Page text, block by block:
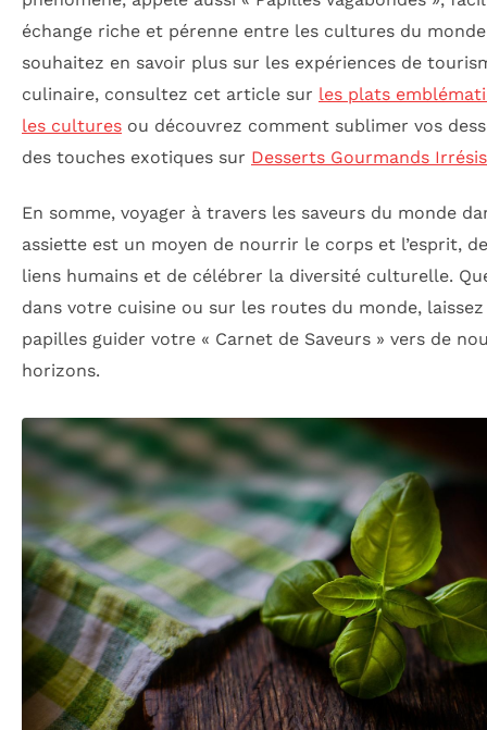
échange riche et pérenne entre les cultures du
souhaitez en savoir plus sur les expériences de
culinaire, consultez cet article sur les plats
les cultures ou découvrez comment sublimer vos
des touches exotiques sur Desserts Gourmands
En somme, voyager à travers les saveurs du monde
assiette est un moyen de nourrir le corps et l’esprit,
liens humains et de célébrer la diversité culturelle.
dans votre cuisine ou sur les routes du monde, laissez
papilles guider votre « Carnet de Saveurs » vers de
horizons.